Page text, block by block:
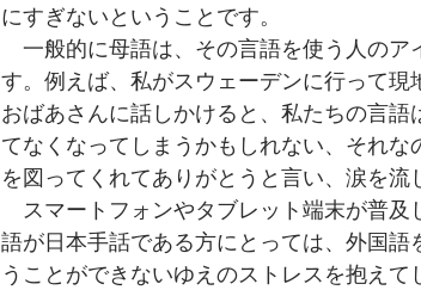
にすぎないということです。
一般的に母語は、その言語を使う人のア
す。例えば、私がスウェーデンに行って
おばあさんに話しかけると、私たちの言
てなくなってしまうかもしれない、それ
を図ってくれてありがとうと言い、涙を流
スマートフォンやタブレット端末が普及
語が日本手話である方にとっては、外国
うことができないゆえのストレスを抱え